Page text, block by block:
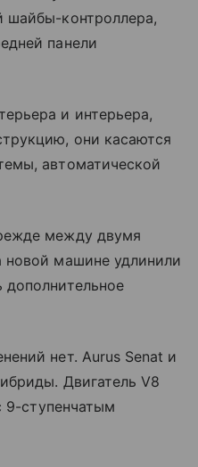
шайбы-контроллера,
панели
и интерьера,
они касаются
автоматической
между двумя
новой машине удлинили
дополнительное
нет. Aurus Senat и
Двигатель V8
9-ступенчатым